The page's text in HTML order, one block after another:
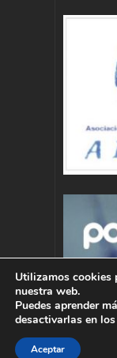
Autor :
Utilizamos cookies
nuestra web.
Puedes aprender
desactivarlas en los
Aceptar